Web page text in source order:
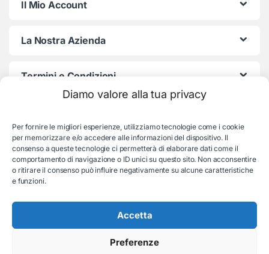
Diamo valore alla tua privacy
Per fornire le migliori esperienze, utilizziamo tecnologie come i cookie
per memorizzare e/o accedere alle informazioni del dispositivo. Il
consenso a queste tecnologie ci permetterà di elaborare dati come il
comportamento di navigazione o ID unici su questo sito. Non acconsentire
o ritirare il consenso può influire negativamente su alcune caratteristiche
e funzioni.
Accetta
Preferenze
Il Mio Account
La Nostra Azienda
Termini e Condizioni
Consulenza e supporto:
035-19831192
© EB Store By Belotti Informatica & Elettronica